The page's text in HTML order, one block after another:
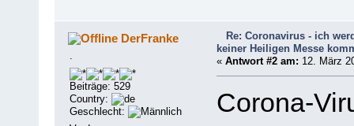
DerFranke
.
Beiträge: 529
Country:
Geschlecht:
Re: Coronavirus - ich
keiner Heiligen Messe
« Antwort #2 am: 12. März
Corona-